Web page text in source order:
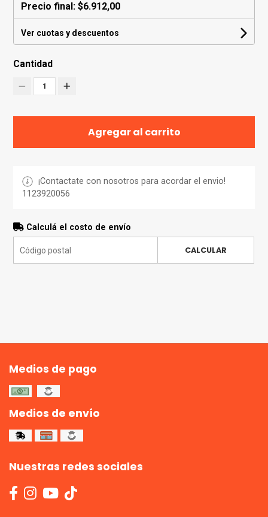
Precio final:$6.912,00
Ver cuotas y descuentos
Cantidad
1
Agregar al carrito
¡Contactate con nosotros para acordar el envio!
1123920056
Calculá el costo de envío
CALCULAR
Medios de pago
Medios de envío
Nuestras redes sociales